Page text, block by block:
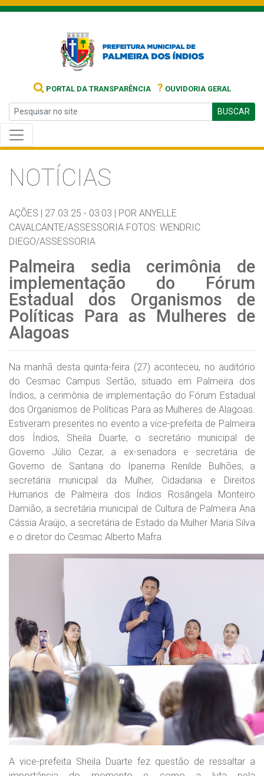
PORTAL DA TRANSPARÊNCIA ? OUVIDORIA GERAL
BUSCAR
NOTÍCIAS
AÇÕES | 27.03.25 - 03:03 | POR ANYELLE
CAVALCANTE/ASSESSORIA FOTOS: WENDRIC
DIEGO/ASSESSORIA
Palmeira sedia cerimônia de
implementação do Fórum
Estadual dos Organismos de
Políticas Para as Mulheres de
Alagoas
Na manhã desta quinta-feira (27) aconteceu, no auditório
do Cesmac Campus Sertão, situado em Palmeira dos
Índios, a cerimônia de implementação do Fórum Estadual
dos Organismos de Políticas Para as Mulheres de Alagoas.
Estiveram presentes no evento a vice-prefeita de Palmeira
dos Índios, Sheila Duarte, o secretário municipal de
Governo Júlio Cezar, a ex-senadora e secretária de
Governo de Santana do Ipanema Renilde Bulhões, a
secretária municipal da Mulher, Cidadania e Direitos
Humanos de Palmeira dos Índios Rosângela Monteiro
Damião, a secretária municipal de Cultura de Palmeira Ana
Cássia Araújo, a secretária de Estado da Mulher Maria Silva
e o diretor do Cesmac Alberto Mafra.
A vice-prefeita Sheila Duarte fez questão de ressaltar a